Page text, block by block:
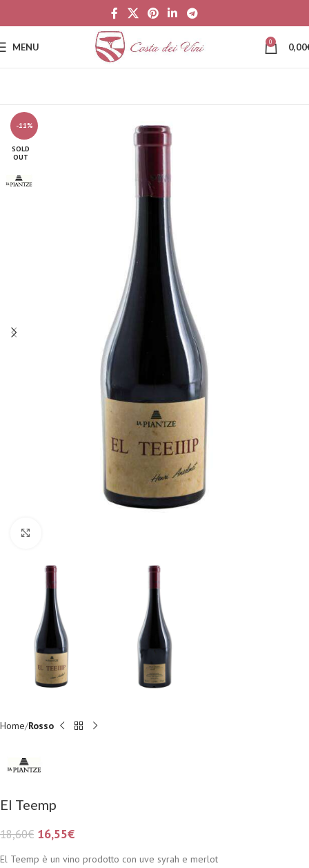
MENU 0 0,00
-11%
SOLD
OUT
Home Rosso
El Teemp
18,60€ 16,55€
El Teemp è un vino prodotto con uve syrah e merlot